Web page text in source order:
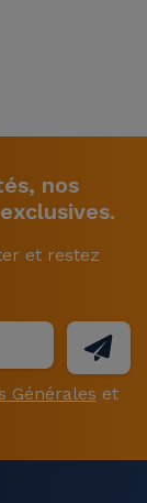
nos
et restez
Générales et